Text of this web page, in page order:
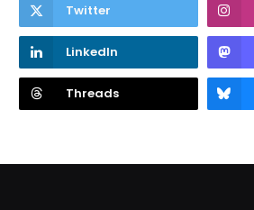
Twitter
LinkedIn
Threads